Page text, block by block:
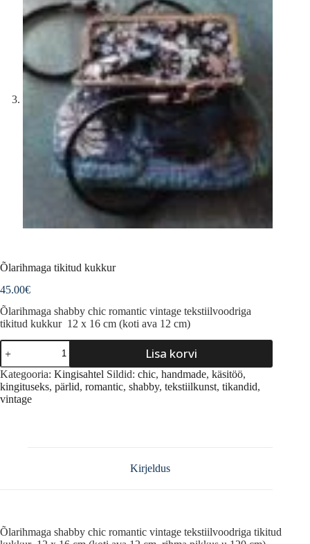
Õlarihmaga tikitud kukkur
45.00€
Õlarihmaga shabby chic romantic vintage tekstiilvoodriga
tikitud kukkur 12 x 16 cm (koti ava 12 cm)
Õlarihmaga
tikitud
kukkur
kogus
Lisa korvi
A
l
t
Kategooria: Kingisahtel Sildid: chic, handmade, käsitöö,
kingituseks, pärlid, romantic, shabby, tekstiilkunst, tikandid,
vintage
Kirjeldus
Õlarihmaga shabby chic romantic vintage tekstiilvoodriga tikitud